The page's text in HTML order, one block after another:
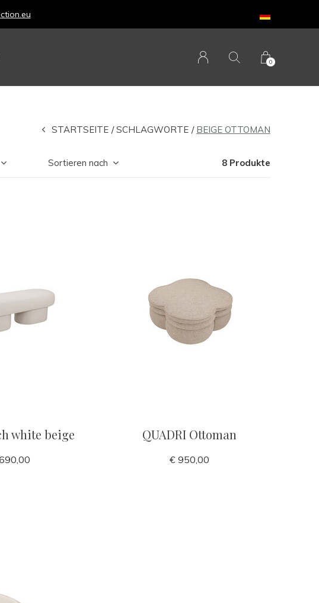
0
STARTSEITE SCHLAGWORTE BEIGE OTTOMAN
Sortieren nach 8 Produkte
white beige QUADRI Ottoman
€ 950,00